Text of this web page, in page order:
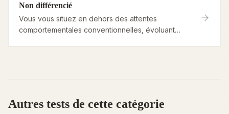
Non différencié
Vous vous situez en dehors des attentes
comportementales conventionnelles, évoluant
Autres tests de cette catégorie